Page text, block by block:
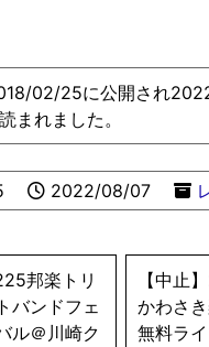
02/25に公開され
まれました。
2022/08/07
邦楽トリ
バンドフェ
ル＠川崎ク
【中止
かわさ
無料ライ